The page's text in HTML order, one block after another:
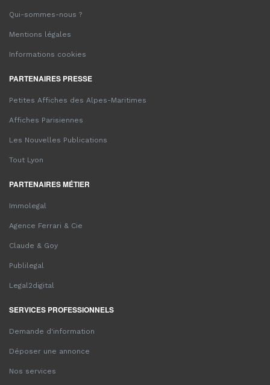
Qui-sommes-nous ?
Mentions légales
Informations cookies
PARTENAIRES PRESSE
Petites Affiches des Alpes-Maritimes
Affiches Parisiennes
Les Nouvelles Publications
Tout Lyon
PARTENAIRES MÉTIER
Immolegal
Agence Ferrari & Cie
Claude & Goy
Publilegal
Legal2digital
SERVICES PROFESSIONNELS
Demande d'information
Déposer une annonce
Nos services